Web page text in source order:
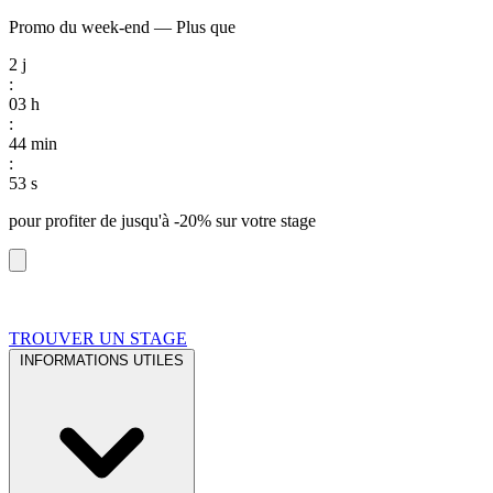
Promo du week-end — Plus que
2 j
:
03 h
:
44 min
:
53 s
pour profiter de jusqu'à -20% sur votre stage
TROUVER UN STAGE
INFORMATIONS UTILES